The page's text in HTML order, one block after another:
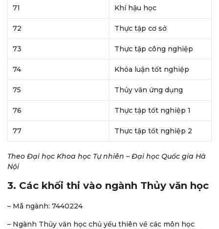
71 Khí hậu học
72 Thực tập cơ sở
73 Thực tập công nghiệp
74 Khóa luận tốt nghiệp
75 Thủy văn ứng dụng
76 Thực tập tốt nghiệp 1
77 Thực tập tốt nghiệp 2
Theo Đại học Khoa học Tự nhiên – Đại học Quốc gia Hà
Nội
3. Các khối thi vào ngành Thủy văn học
– Mã ngành: 7440224
– Ngành Thủy văn học chủ yếu thiên về các môn học